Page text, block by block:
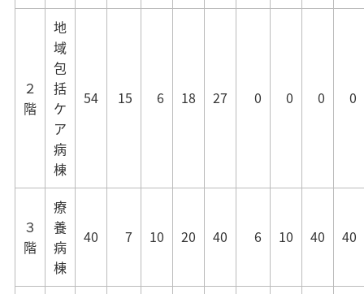
２
階
地
域
包
括
ケ
ア
病
棟
54 15 6 18 27 0 0 0 0
３
階
療
養
病
棟
40 7 10 20 40 6 10 40 40